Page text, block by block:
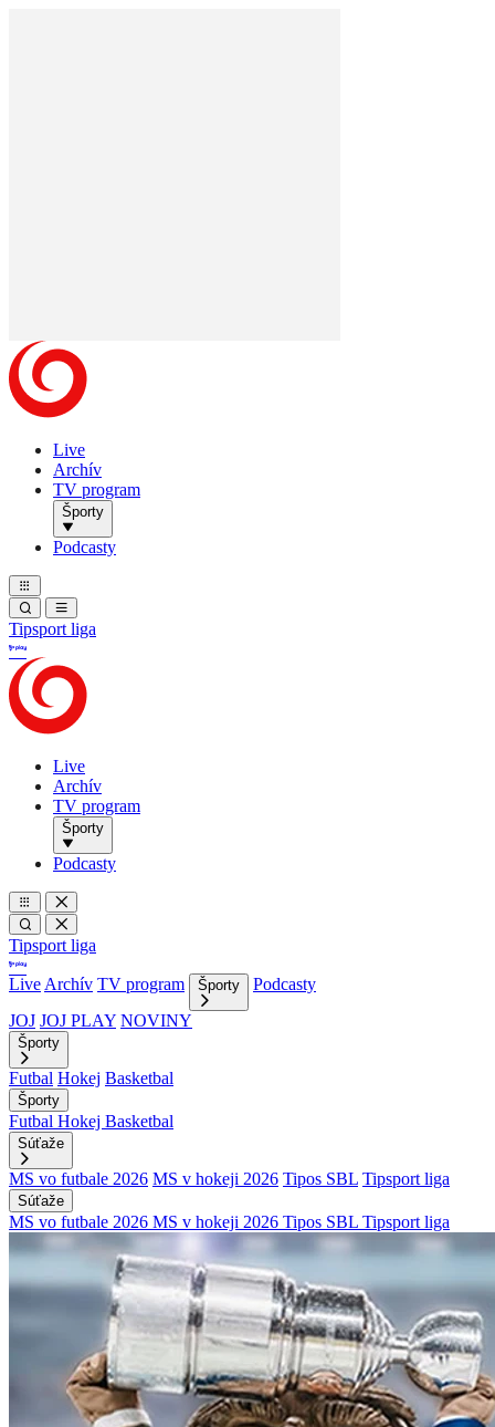
Live
Archív
TV program
Športy
Podcasty
Tipsport liga
Live
Archív
TV program
Športy
Podcasty
Tipsport liga
Live Archív TV program Športy
Podcasty
JOJ JOJ PLAY NOVINY
Športy
Futbal Hokej Basketbal
Športy
Futbal Hokej Basketbal
Súťaže
MS vo futbale 2026 MS v hokeji 2026 Tipos SBL Tipsport liga
Súťaže
MS vo futbale 2026 MS v hokeji 2026 Tipos SBL Tipsport liga